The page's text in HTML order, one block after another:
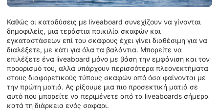
Καθώς οι καταδύσεις με liveaboard συνεχίζουν να γίνονται
δημοφιλείς, μια τεράστια ποικιλία σκαφών και
εγκαταστάσεων επί του σκάφους έχει γίνει διαθέσιμη για να
διαλέξετε, με κάτι για όλα τα βαλάντια. Μπορείτε να
επιλέξετε ένα liveaboard μόνο με βάση την εμφάνιση και τον
προορισμό του, αλλά υπάρχουν περισσότερα πλεονεκτήματα
στους διαφορετικούς τύπους σκαφών από όσα φαίνονται με
την πρώτη ματιά. Ας ρίξουμε μια πιο προσεκτική ματιά σε
αυτό που μπορείτε να περιμένετε από τα liveaboards σήμερα
κατά τη διάρκεια ενός σαφάρι.